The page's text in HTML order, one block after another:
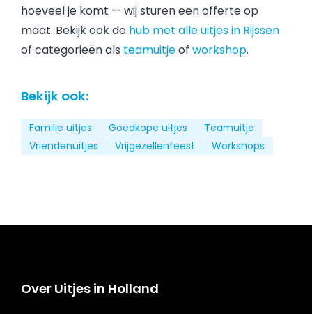
hoeveel je komt — wij sturen een offerte op
maat. Bekijk ook de hub met alle uitjes in Rijssen
of categorieën als teamuitjeof workshop.
Bekijk ook:
Familie uitjes Goedkope uitjes
Teamuitje
Vriendenuitjes
Vrijgezellenfeest Workshops
Over Uitjes in Holland